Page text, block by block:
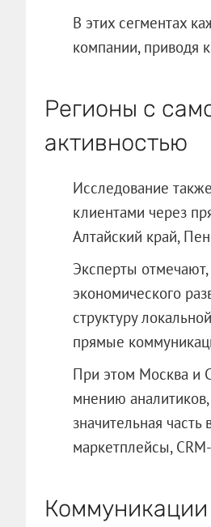
В этих сегментах
компании, приводя
Регионы с
активностью
Исследование
клиентами через
Алтайский край,
Эксперты
экономического
структуру
прямые
При этом Москва и
мнению
значительная
маркетплейсы,
Коммуникации